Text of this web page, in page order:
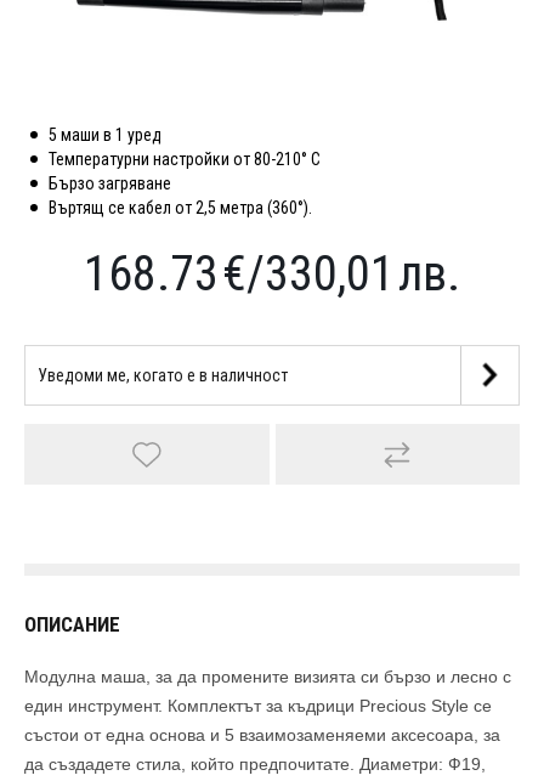
5 маши в 1 уред
Температурни настройки от 80-210° C
Бързо загряване
Въртящ се кабел от 2,5 метра (360°).
168.73€/330,01 лв.
ОПИСАНИЕ
Модулна маша, за да промените визията си бързо и лесно с
един инструмент. Комплектът за къдрици Precious Style се
състои от една основа и 5 взаимозаменяеми аксесоара, за
да създадете стила, който предпочитате. Диаметри: Ф19,